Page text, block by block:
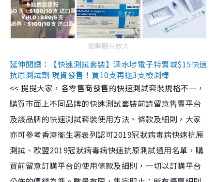
點擊圖片放大
延伸閱讀：【快速測試套裝】深水埗電子特賣城$15快速
抗原測試劑 現貨發售！買10支再送3支檢測棒
<< 提提大家，各零售商發售的快速測試套裝規格不一，
購買市面上不同品牌的快速測試套裝前請留意售賣平台
及該品牌的快速測試套裝使用方法、條款及細則，大家
亦可參考香港衞生署表列認可2019冠狀病毒病快速抗原
測試、歐盟2019冠狀病毒病快速抗原測試通用名單，購
買前留意訂購平台的使用條款及細則，一切以訂購平台